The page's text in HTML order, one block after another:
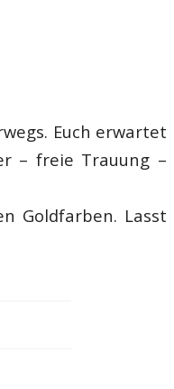
Euch erwartet
– freie Trauung –
Goldfarben. Lasst